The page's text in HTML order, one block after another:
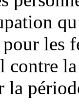
les
contre
la